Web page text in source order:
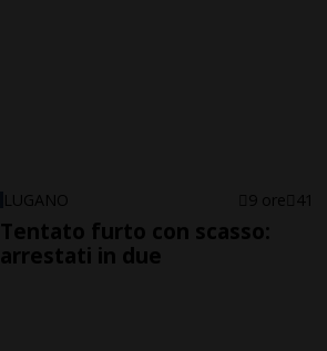
LUGANO 9 ore 41
Tentato furto con scasso:
arrestati in due